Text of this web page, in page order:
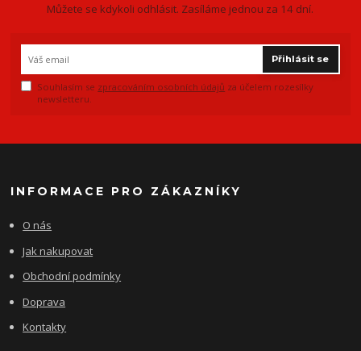
Můžete se kdykoli odhlásit. Zasíláme jednou za 14 dní.
Přihlásit se
Souhlasím se zpracováním osobních údajů za účelem rozesílky
newsletteru.
INFORMACE PRO ZÁKAZNÍKY
O nás
Jak nakupovat
Obchodní podmínky
Doprava
Kontakty